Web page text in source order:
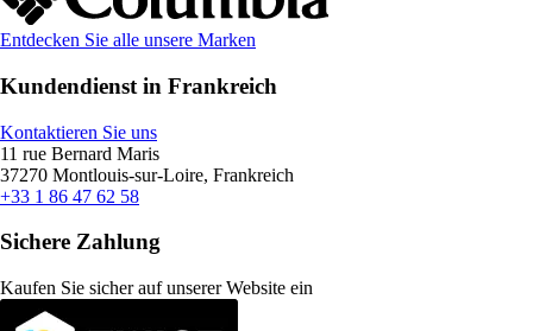
Entdecken Sie alle unsere Marken
Kundendienst in Frankreich
Kontaktieren Sie uns
11 rue Bernard Maris
37270 Montlouis-sur-Loire, Frankreich
+33 1 86 47 62 58
Sichere Zahlung
Kaufen Sie sicher auf unserer Website ein